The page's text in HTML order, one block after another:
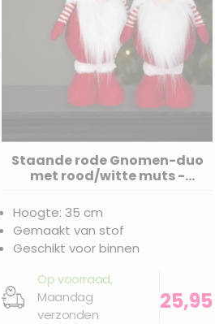
Staande rode Gnomen-duo
met rood/witte muts -
Hoogte: 35 cm
Gemaakt van stof
Geschikt voor binnen
Op voorraad,
Maandag
verzonden
25,95